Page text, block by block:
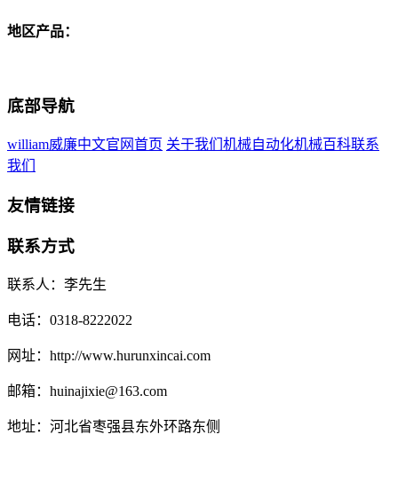
地区产品：
底部导航
william威廉中文官网首页 关于我们 机械自动化机械百科联系
我们
友情链接
联系方式
联系人：李先生
电话：0318-8222022
网址：http://www.hurunxincai.com
邮箱：huinajixie@163.com
地址：河北省枣强县东外环路东侧